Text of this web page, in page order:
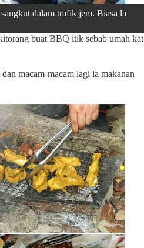
dalam trafik jem. Biasa la
buat BBQ itik sebab umah kat
macam-macam lagi la makanan